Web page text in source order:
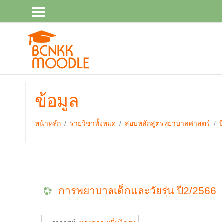
ข้อมูล
หน้าหลัก รายวิชาทั้งหมด สอบหลักสูตรพยาบาลศาสตร์
การพยาบาลเด็กและวัยรุ่น ปี2/2566